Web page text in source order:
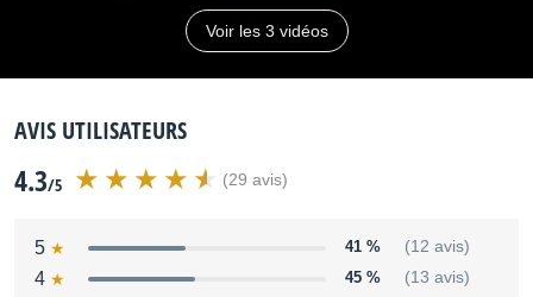
Voir les 3 vidéos
AVIS UTILISATEURS
4.3/5 (29 avis)
5 41 % (12 avis)
4 45 % (13 avis)